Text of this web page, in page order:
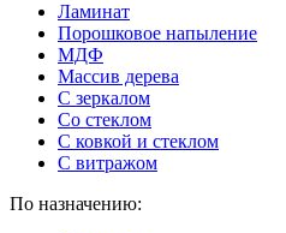
Ламинат
Порошковое напыление
МДФ
Массив дерева
С зеркалом
Со стеклом
С ковкой и стеклом
С витражом
По назначению: